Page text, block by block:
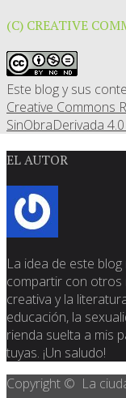
(C) CREATIVE
Este blog y sus
Creative Commons
SinObraDerivada
EL AUTOR
La idea de este
compartir con otros
creativa y la
educación, la
rienda suelta a mis
tuyas. ¡Un saludo!
Copyright © La